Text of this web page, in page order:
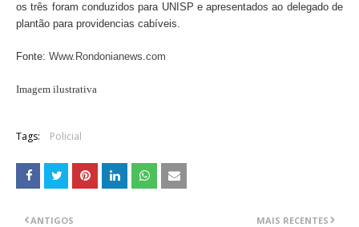
os três foram conduzidos para UNISP e apresentados ao delegado de
plantão para providencias cabíveis.
Fonte: Www.Rondonianews.com
Imagem ilustrativa
Tags: Policial
MAIS RECENTES
ANTIGOS